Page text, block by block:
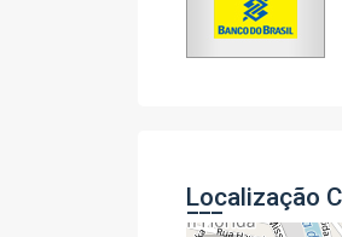
Localização